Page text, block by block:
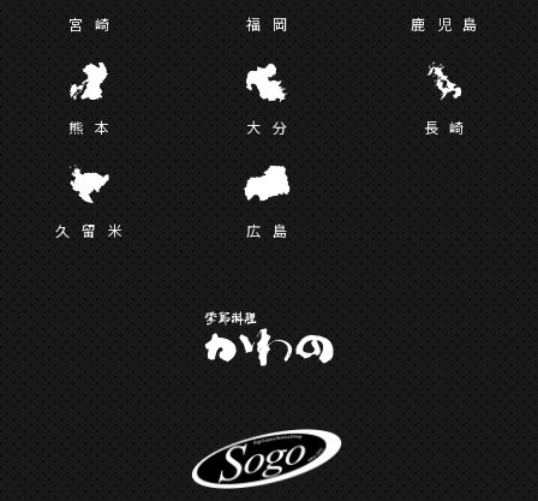
宮 崎 福 岡 鹿児 島
熊 本 大 分 長崎
久留 米 広 島